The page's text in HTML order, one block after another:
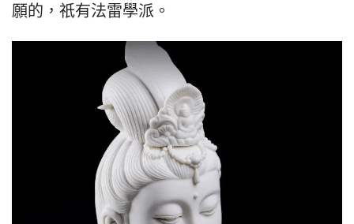
願的，祇有法雷學派。